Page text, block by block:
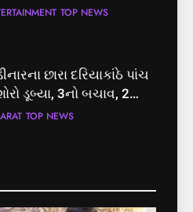
વયે નિધન, બ્લડ કેન્સર
TOP NEWS
છારા દરિયાકાંઠે પાંચ
ડૂબ્યા, 3નો બચાવ, 2
TOP NEWS
વેરિફિકેશન માટે હવે
છારા દરિયાકાંઠે પાંચ
ડૂબ્યા, 3નો બચાવ, 2